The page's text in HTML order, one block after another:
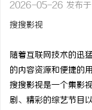
2026-05-26 发布于
搜搜影视
随着互联网技术的迅
的内容资源和便捷的
搜搜影视是一个集影
剧、精彩的综艺节目